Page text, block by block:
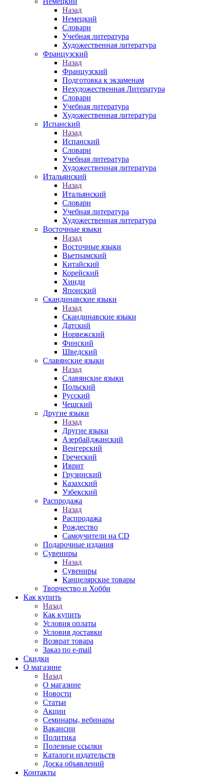
Назад
Немецкий
Словари
Учебная литература
Художественная литература
Французский
Назад
Французский
Подготовка к экзаменам
Нехудожественная Литература
Словари
Учебная литература
Художественная литература
Испанский
Назад
Испанский
Словари
Учебная литература
Художественная литература
Итальянский
Назад
Итальянский
Словари
Учебная литература
Художественная литература
Восточные языки
Назад
Восточные языки
Вьетнамский
Китайский
Корейский
Хинди
Японский
Скандинавские языки
Назад
Скандинавские языки
Датский
Норвежский
Финский
Шведский
Славянские языки
Назад
Славянские языки
Польский
Русский
Чешский
Другие языки
Назад
Другие языки
Азербайджанский
Венгерский
Греческий
Иврит
Грузинский
Казахский
Узбекский
Распродажа
Назад
Распродажа
Рождество
Самоучители на CD
Подарочные издания
Сувениры
Назад
Сувениры
Канцелярские товары
Творчество и Хобби
Как купить
Назад
Как купить
Условия оплаты
Условия доставки
Возврат товара
Заказ по e-mail
Скидки
О магазине
Назад
О магазине
Новости
Статьи
Акции
Семинары, вебинары
Вакансии
Политика
Полезные ссылки
Каталоги издательств
Доска объявлений
Контакты